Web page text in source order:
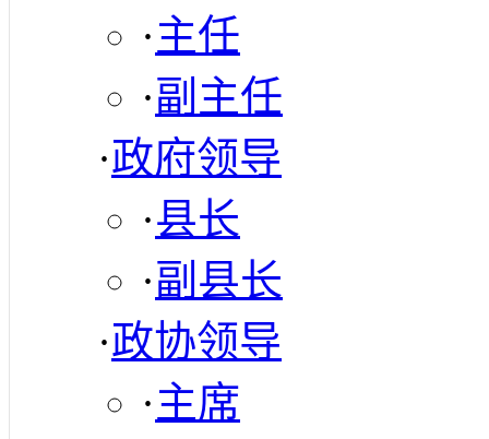
·主任
·副主任
·政府领导
·县长
·副县长
·政协领导
·主席